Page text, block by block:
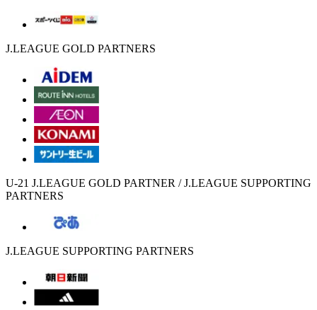
J.LEAGUE GOLD PARTNERS
U-21 J.LEAGUE GOLD PARTNER / J.LEAGUE SUPPORTING
PARTNERS
J.LEAGUE SUPPORTING PARTNERS